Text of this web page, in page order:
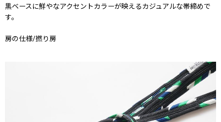
黒ベースに鮮やなアクセントカラーが映えるカジュアルな帯締めで
す。
房の仕様/撚り房